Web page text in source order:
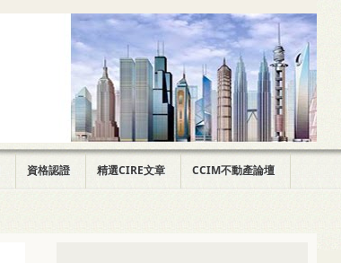
資格認證 精選CIRE文章 CCIM不動產論壇